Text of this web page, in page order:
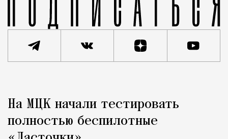
Город
На МЦК начали тестировать
полностью беспилотные